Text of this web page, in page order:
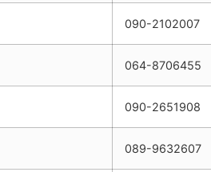
090-2102007
064-8706455
090-2651908
089-9632607